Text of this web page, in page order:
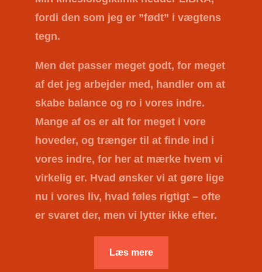
fordi den som jeg er ”født” i vægtens
tegn.
Men det passer meget godt, for meget
af det jeg arbejder med, handler om at
skabe balance og ro i vores indre.
Mange af os er alt for meget i vore
hoveder, og trænger til at finde ind i
vores indre, for her at mærke hvem vi
virkelig er. Hvad ønsker vi at gøre lige
nu i vores liv, hvad føles rigtigt – ofte
er svaret der, men vi lytter ikke efter.
Læs mere